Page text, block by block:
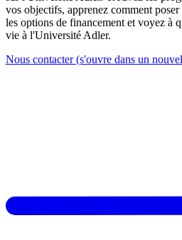
vos objectifs, apprenez comment
les options de financement et voyez à
vie à l'Université Adler.
Nous contacter (s'ouvre dans un